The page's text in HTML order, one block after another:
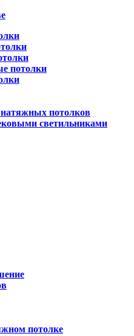
потолки
потолков
светильниками
потолке